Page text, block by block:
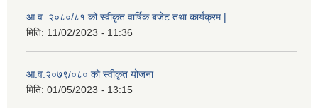
आ.व. २०८०/८१ को स्वीकृत वार्षिक बजेट तथा कार्यक्रम |
मिति: 11/02/2023 - 11:36
आ.व.२०७९/०८० को स्वीकृत योजना
मिति: 01/05/2023 - 13:15